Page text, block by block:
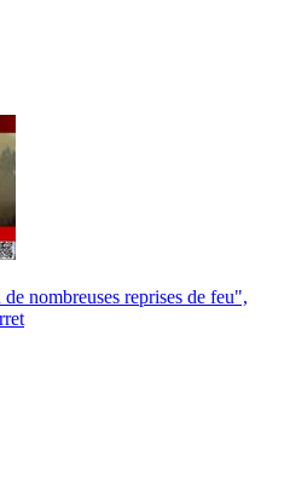
nombreuses reprises de feu",